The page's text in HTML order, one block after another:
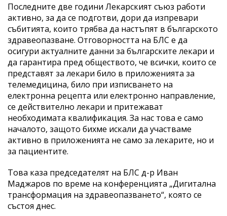
Последните две години Лекарският съюз работи
активно, за да се подготви, дори да изпревари
събитията, които трябва да настъпят в българското
здравеопазване. Отговорността на БЛС е да
осигури актуалните данни за българските лекари и
да гарантира пред обществото, че всички, които се
представят за лекари било в приложенията за
телемедицина, било при изписването на
електронна рецепта или електронно направление,
се действително лекари и притежават
необходимата квалификация. За нас това е само
началото, защото бихме искали да участваме
активно в приложенията не само за лекарите, но и
за пациентите.
Това каза председателят на БЛС д-р Иван
Маджаров по време на конференцията „Дигитална
трансформация на здравеопазването“, която се
състоя днес.